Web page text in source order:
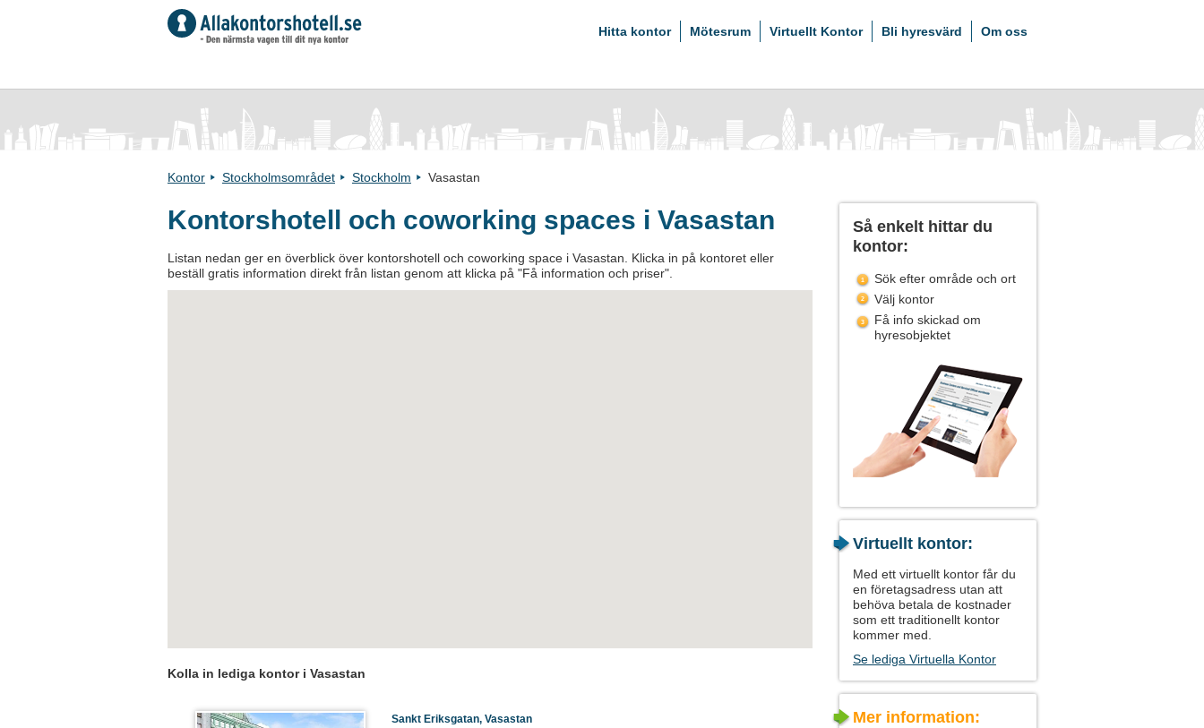
Hitta kontor Mötesrum Virtuellt Kontor Bli hyresvärd Om oss
Kontor Stockholmsområdet Stockholm Vasastan
Kontorshotell och coworking spaces i Vasastan
Listan nedan ger en överblick över kontorshotell och coworking space i Vasastan. Klicka in på kontoret eller
beställ gratis information direkt från listan genom att klicka på "Få information och priser".
Kolla in lediga kontor i Vasastan
Sankt Eriksgatan, Vasastan
Så enkelt hittar du
kontor:
Sök efter område och ort
Välj kontor
Få info skickad om
hyresobjektet
Virtuellt kontor:
Med ett virtuellt kontor får du
en företagsadress utan att
behöva betala de kostnader
som ett traditionellt kontor
kommer med.
Se lediga Virtuella Kontor
Mer information: